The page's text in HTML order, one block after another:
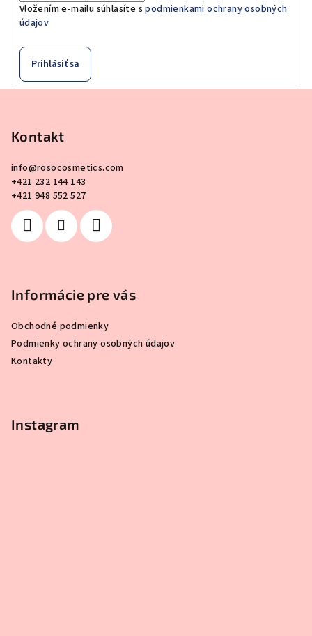
Vložením e-mailu súhlasíte spodmienkami ochrany osobných
údajov
Prihlásiť sa
Kontakt
info@rosocosmetics.com
+421 232 144 143
+421 948 552 527
Informácie pre vás
Obchodné podmienky
Podmienky ochrany osobných údajov
Kontakty
Instagram